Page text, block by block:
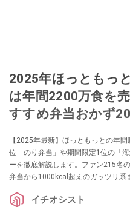
2025年ほっともっ
は年間2200万食を
すすめ弁当おかず
【2025年最新】ほっともっとの年
位「のり弁当」や期間限定1位の「
ーを徹底解説します。ファン215名
弁当から1000kcal超えのガッツリ系
します。イチオシスト